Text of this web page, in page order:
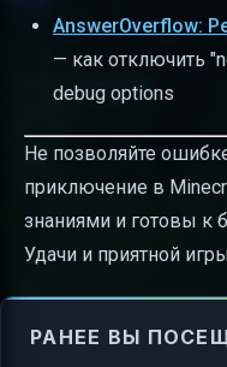
AnswerOverflow:
— как отключить
debug options
Не позволяйте
приключение в
знаниями и готовы к
Удачи и приятной
РАНЕЕ ВЫ